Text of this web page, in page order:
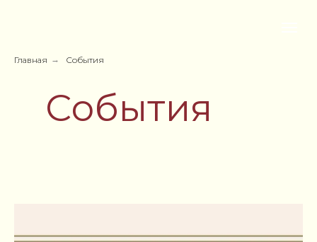
Главная → События
События